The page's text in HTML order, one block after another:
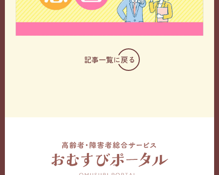
記事一覧に戻る